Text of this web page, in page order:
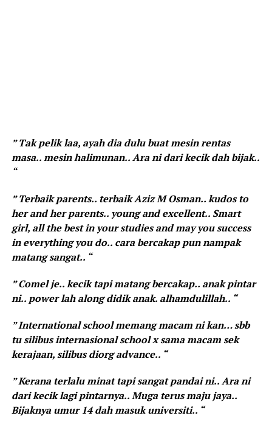
” Tak pelik laa, ayah dia dulu buat mesin rentas
masa.. mesin halimunan.. Ara ni dari kecik dah bijak..
“
” Terbaik parents.. terbaik Aziz M Osman.. kudos to
her and her parents.. young and excellent.. Smart
girl, all the best in your studies and may you success
in everything you do.. cara bercakap pun nampak
matang sangat.. “
” Comel je.. kecik tapi matang bercakap.. anak pintar
ni.. power lah along didik anak. alhamdulillah.. “
” International school memang macam ni kan… sbb
tu silibus internasional school x sama macam sek
kerajaan, silibus diorg advance.. “
” Kerana terlalu minat tapi sangat pandai ni.. Ara ni
dari kecik lagi pintarnya.. Muga terus maju jaya..
Bijaknya umur 14 dah masuk universiti.. “